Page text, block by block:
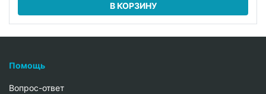
В КОРЗИНУ
Помощь
Вопрос-ответ